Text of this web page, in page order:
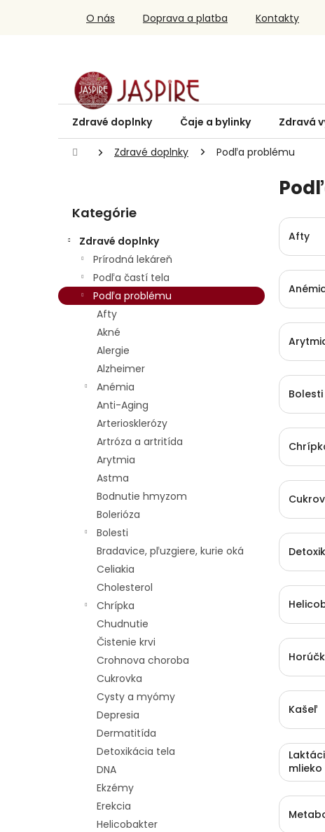
O nás Doprava a platba Kontakty
Zdravé doplnky Čaje a bylinky Zdravá
DomovZdravé doplnky Podľa problému
e
kategórie
Kategórie
Zdravé doplnky
Prírodná lekáreň
Podľa častí tela
Podľa problému
Afty
Akné
Alergie
Alzheimer
Anémia
Anti-Aging
Arteriosklerózy
Artróza a artritída
Arytmia
Astma
Bodnutie hmyzom
Bolerióza
Bolesti
Bradavice, pľuzgiere, kurie oká
Celiakia
Cholesterol
Chrípka
Chudnutie
Čistenie krvi
Crohnova choroba
Cukrovka
Cysty a myómy
Depresia
Dermatitída
Detoxikácia tela
DNA
Ekzémy
Erekcia
Helicobakter
Afty
Bolesti
Kašeľ
mlieko